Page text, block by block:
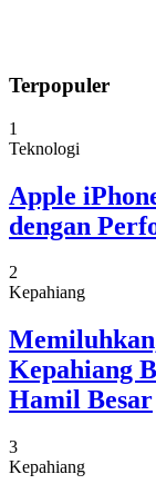
Terpopuler
1
Teknologi
Apple
dengan
2
Kepahiang
Kepahiang
Hamil Besar
3
Kepahiang